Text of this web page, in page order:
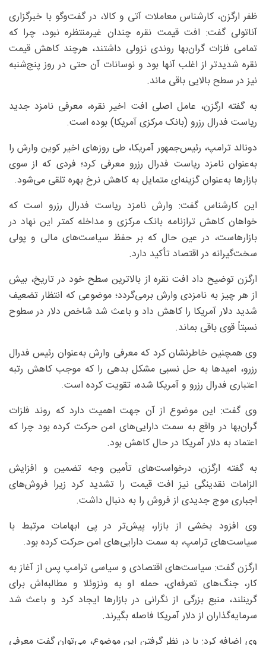
ظفر ارگزن، کارشناس معاملات آتی و کالا، در گفت‌وگو با خبرگزاری
آناتولی گفت: افت قیمت نقره چندان غیرمنتظره نبود، چرا که
تمامی فلزات گران‌بها روندی نزولی داشتند، هرچند کاهش قیمت
نقره شدیدتر از اغلب آنها بود و نوسانات آن حتی در روز پنج‌شنبه
نیز در سطح بالایی باقی ماند.
به گفته ارگزن، عامل اصلی افت اخیر نقره، معرفی نامزد جدید
ریاست فدرال رزرو (بانک مرکزی آمریکا) بوده است.
دونالد ترامپ، رئیس‌جمهور آمریکا، طی روزهای اخیر کوین وارش را
به‌عنوان نامزد ریاست فدرال رزرو معرفی کرد؛ فردی که از سوی
بازارها به‌عنوان گزینه‌ای متمایل به کاهش نرخ بهره تلقی می‌شود.
این کارشناس گفت: وارش نامزد ریاست فدرال رزرو است که
خواهان کاهش ترازنامه بانک مرکزی و مداخله کمتر این نهاد در
بازارهاست، در عین حال که بر حفظ سیاست‌های مالی و پولی
سخت‌گیرانه در اقتصاد تأکید دارد.
ارگزن توضیح داد افت نقره از بالاترین سطح خود در تاریخ، بیش
از هر چیز به نامزدی وارش برمی‌گردد؛ موضوعی که انتظار تضعیف
شدید دلار آمریکا را کاهش داد و باعث شد شاخص دلار در سطوح
نسبتاً قوی باقی بماند.
وی همچنین خاطرنشان کرد که معرفی وارش به‌عنوان رئیس فدرال
رزرو، امیدها به حل نسبی مشکل بدهی را که موجب کاهش رتبه
اعتباری فدرال رزرو و آمریکا شده، تقویت کرده است.
وی گفت: این موضوع از آن جهت اهمیت دارد که روند فلزات
گران‌بها در واقع به سمت دارایی‌های امن حرکت کرده بود چرا که
اعتماد به دلار آمریکا در حال کاهش بود.
به گفته ارگزن، درخواست‌های تأمین وجه تضمین و افزایش
الزامات نقدینگی نیز افت قیمت را تشدید کرد زیرا فروش‌های
اجباری موج جدیدی از فروش را به دنبال داشت.
وی افزود بخشی از بازار، پیش‌تر در پی ابهامات مرتبط با
سیاست‌های ترامپ، به سمت دارایی‌های امن حرکت کرده بود.
ارگزن گفت: سیاست‌های اقتصادی و سیاسی ترامپ پس از آغاز به
کار، جنگ‌های تعرفه‌ای، حمله او به ونزوئلا و مطالبه‌اش برای
گرینلند، منبع بزرگی از نگرانی در بازارها ایجاد کرد و باعث شد
سرمایه‌گذاران از دلار آمریکا فاصله بگیرند.
وی اضافه کرد: با در نظر گرفتن این موضوع، می‌توان گفت معرفی